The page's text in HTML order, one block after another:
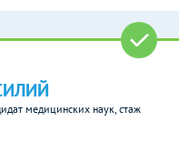
медицинских наук, стаж